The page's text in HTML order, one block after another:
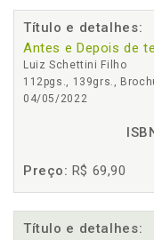
Título e detalhes:
Antes e Depois de
Luiz Schettini Filho
112pgs., 139grs.,
04/05/2022
Preço: R$ 69,90
Título e detalhes: